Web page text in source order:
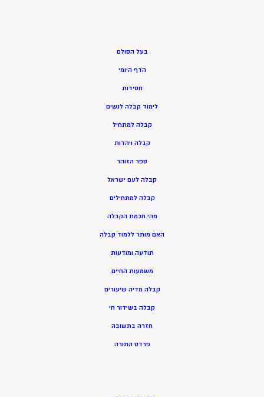
בעל הסולם
הדף היומי
חסידות
לימוד קבלה לנשים
קבלה למתחיל
קבלה ויהדות
ספר הזוהר
קבלה לעם ישראל
קבלה למתחילים
מהי חכמת הקבלה
האם מותר ללמוד קבלה
תודעה ומודעות
משמעות החיים
קבלה מדיה שיעורים
קבלה בשידור חי
חזרה בתשובה
פרדס התורה